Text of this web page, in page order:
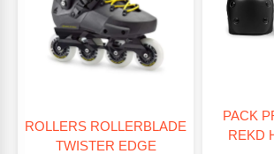
ROLLERS ROLLERBLADE
TWISTER EDGE
PACK
REKD